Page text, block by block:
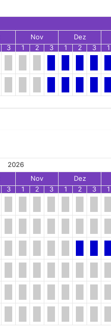
Nov Dez
3 1 2 3 1 2 3 1
2026
Nov Dez
3 1 2 3 1 2 3 1